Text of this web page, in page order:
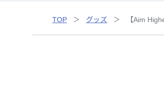
TOP グッズ 【Aim